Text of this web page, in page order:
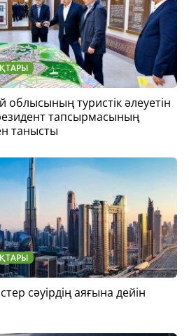
туристік әлеуетін
тапсырмасының
танысты
сәуірдің аяғына дейін